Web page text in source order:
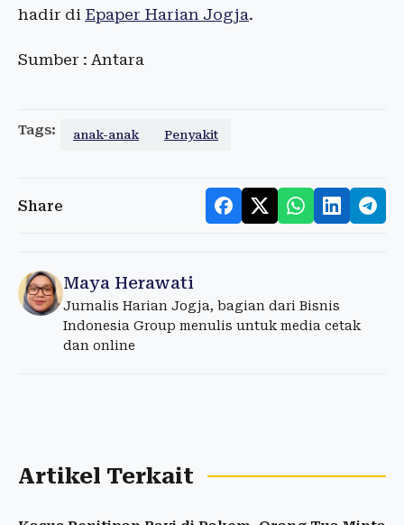
hadir di Epaper Harian Jogja.
Sumber : Antara
Tags: anak-anak Penyakit
Share
Maya Herawati
Jurnalis Harian Jogja, bagian dari Bisnis
Indonesia Group menulis untuk media cetak
dan online
Artikel Terkait